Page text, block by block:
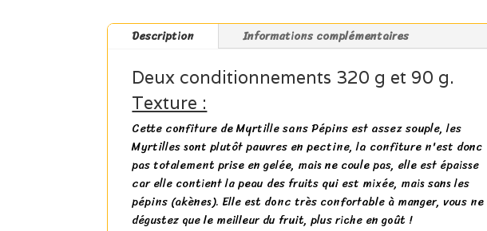
Description Informations complémentaires
Deux conditionnements 320 g et 90 g.
Texture :
Cette confiture de Myrtille sans Pépins est assez souple, les
Myrtilles sont plutôt pauvres en pectine, la confiture n'est donc
pas totalement prise en gelée, mais ne coule pas, elle est épaisse
car elle contient la peau des fruits qui est mixée, mais sans les
pépins (akènes). Elle est donc très confortable à manger, vous ne
dégustez que le meilleur du fruit, plus riche en goût !